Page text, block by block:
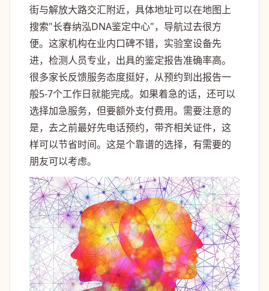
街与解放大路交汇附近，具体地址可以在地图上
搜索"长春纳泓DNA鉴定中心"，导航过去很方
便。这家机构在业内口碑不错，实验室设备先
进，检测人员专业，出具的鉴定报告准确率高。
很多家长反馈服务态度挺好，从预约到出报告一
般5-7个工作日就能完成。如果着急的话，还可以
选择加急服务，但要额外支付费用。需要注意的
是，去之前最好先电话预约，带齐相关证件，这
样可以节省时间。这是个靠谱的选择，有需要的
朋友可以考虑。